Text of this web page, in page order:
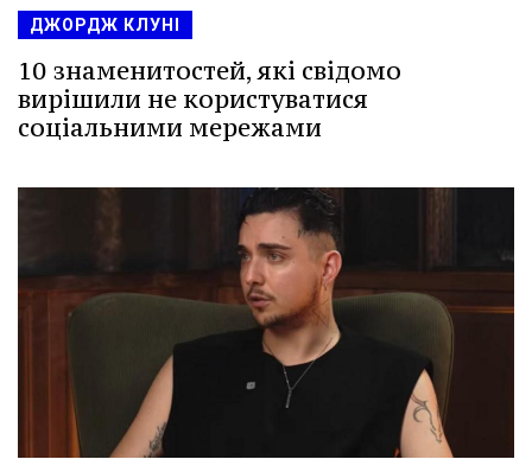
ДЖОРДЖ КЛУНІ
10 знаменитостей, які свідомо
вирішили не користуватися
соціальними мережами